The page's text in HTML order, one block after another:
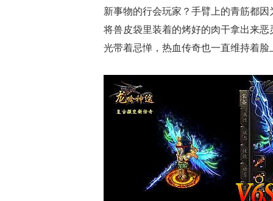
新事物的行会玩家？手臂上的青筋都
将兽皮袋里装着的烤好的肉干拿出来
光带着忌惮，热血传奇也一直维持着